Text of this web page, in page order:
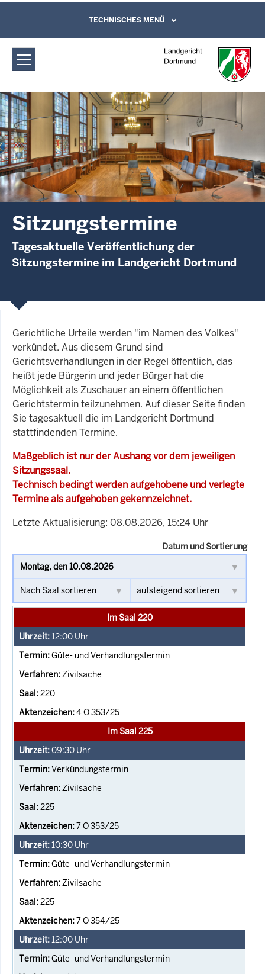
Landgericht Dortmund:
Sitzungstermine
Direkt zum Inhalt
Leichte Sprache, Gebärdensprachenvideo
und Kontaktformular
TECHNISCHES MENÜ
Sitzungstermine
Tagesaktuelle Veröffentlichung der
Sitzungstermine im Landgericht Dortmund
Gerichtliche Urteile werden "im Namen des Volkes"
verkündet. Aus diesem Grund sind
Gerichtsverhandlungen in der Regel öffentlich, das
heißt jede Bürgerin und jeder Bürger hat die
Möglichkeit als Zuschauer an einem öffentlichen
Gerichtstermin teilzunehmen. Auf dieser Seite finden
Sie tagesaktuell die im Landgericht Dortmund
stattfindenden Termine.
Maßgeblich ist nur der Aushang vor dem jeweiligen
Sitzungssaal.
Technisch bedingt werden aufgehobene und verlegte
Termine als aufgehoben gekennzeichnet.
Letzte Aktualisierung: 08.08.2026, 15:24 Uhr
Datum und Sortierung
Im Saal 220
12:00 Uhr
Güte- und Verhandlungstermin
Zivilsache
220
4 O 353/25
Im Saal 225
09:30 Uhr
Verkündungstermin
Zivilsache
225
7 O 353/25
10:30 Uhr
Güte- und Verhandlungstermin
Zivilsache
225
7 O 354/25
12:00 Uhr
Güte- und Verhandlungstermin